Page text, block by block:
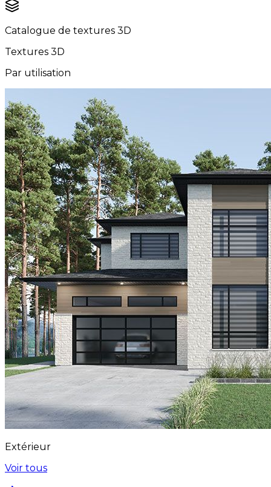
Catalogue de textures 3D
Textures 3D
Par utilisation
Extérieur
Voir tous